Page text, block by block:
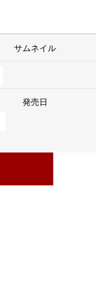
サムネイル
発売日